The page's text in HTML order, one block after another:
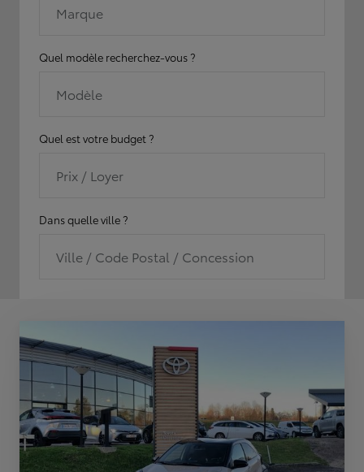
Marque
Quel modèle recherchez-vous ?
Modèle
Quel est votre budget ?
Prix / Loyer
Dans quelle ville ?
Ville / Code Postal / Concession